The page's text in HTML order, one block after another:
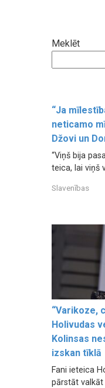
Meklēt
“Ja
neticamo
Džovi un
“Viņš bija
teica, lai viņš
Slavenības
“Varikoze,
Holivudas
Kolinsas
izskan tīklā
Fani ieteica
pārstāt valkāt